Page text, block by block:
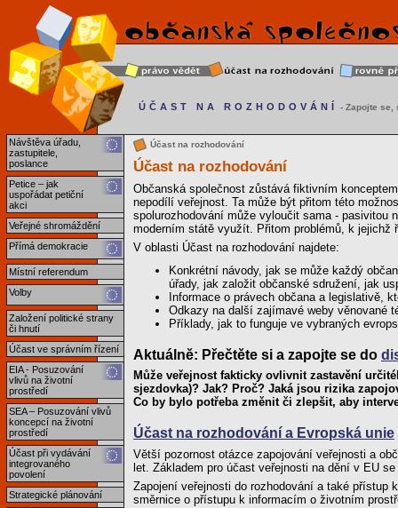
Návštěva úřadu,
zastupitele,
poslance
Petice – jak
uspořádat petiční
akci
Veřejné shromáždění
Přímá demokracie
Místní referendum
Volby
Založení politické strany
či hnutí
Účast ve správním řízení
EIA - Posuzování
vlivů na životní
prostředí
SEA – Posuzování vlivů
koncepcí na životní
prostředí
Účast při vydávání
integrovaného
povolení
Strategické plánování
ÚČAST NA ROZHODOVÁNÍ - Zapojte se,
Účast na rozhodování
Účast na rozhodování
Občanská společnost zůstává fiktivním
nepodílí veřejnost. Ta může být přitom této
spolurozhodování může vyloučit sama - pasivitou
moderním státě využít. Přitom problémů, k
V oblasti Účast na rozhodování najdete:
Konkrétní návody, jak se může každý
úřady, jak založit občanské sdružení, jak
Informace o právech občana a legislativě,
Odkazy na další zajímavé weby věnované
Příklady, jak to funguje ve vybraných
Aktuálně: Přečtěte si a zapojte se do
Může veřejnost fakticky ovlivnit zastavění
sjezdovka)? Jak? Proč? Jaká jsou rizika
Co by bylo potřeba změnit či zlepšit, aby
Účast na rozhodování a Evropská unie
Větší pozornost otázce zapojování veřejnosti a
let. Základem pro účast veřejnosti na dění v EU
Zapojení veřejnosti do rozhodování a také přístup
směrnice o přístupu k informacím o životním